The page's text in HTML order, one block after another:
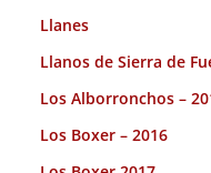
Llanes
Llanos de Sierra de
Los Alborronchos –
Los Boxer – 2016